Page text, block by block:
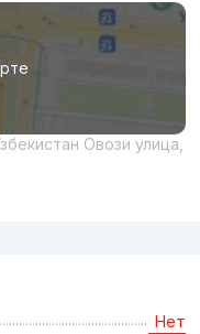
Овози улица,
Нет